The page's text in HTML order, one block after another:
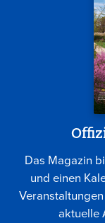
Das Magazin
und einen
aktuelle